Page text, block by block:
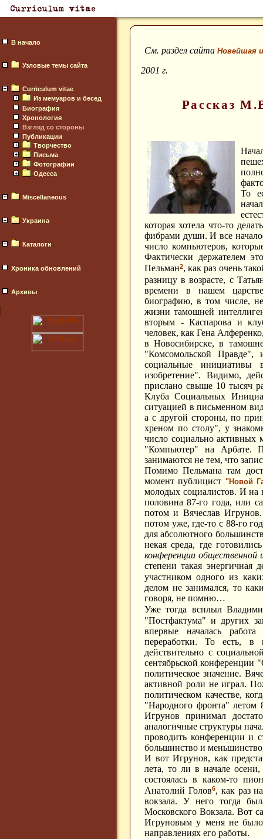
В начало
Узловые темы сайта
Curriculum vitae
Из мемуаров и бесед
Биография
Хронология
Взгляд со стороны
Публикации
Творчество
Письма
Фотографии
Одесса
Miscellaneous
Украина
Каталоги
Хроника обновлений
Архивы
См. раздел сайта Новейшая
2001 г.
Рассказ
То
которая хотела что-то
фибрами души.И все
число компьютеров,
Фактически держателем
Пельман2,как раз очень
разницу в возрасте, с
времени в нашем
биографию, в том числе,
жизни тамошней
вторым - Каспарова и
человек, как Гена
в Новосибирске, в
"Комсомольской
социальные инициативы
изобретение". Видимо,
прислано свыше 10 тысяч
Клуба Социальных
ситуацией в письменном
а с другой стороны, по
хреном по столу", у
число социально активных
"Компьютер" на Арбате.
занимаются не тем, что
Помимо Пельмана там
момент публицист "Новой
молодых социалистов. И на
половина 87-го года, или
потом и Вячеслав
потом уже, где-то с 88-го
для абсолютного
некая среда, где
конференции
степени такая
участником одного из
делом не занимался, то
говоря, не помню…
Уже тогда всплыл
"Постфактума" и других
впервые началась
переработки. То есть, в
действительно с
сентябрьской конференции
политическое значение.
активной роли не играл.
политическом качестве,
"Народного фронта" летом
Игрунов принимал
аналогичные структуры
проводить конференции и
большинство и
И вот Игрунов, как
лета, то ли в начале
состоялась в каком-то
Анатолий Голов6, как раз
вокзала. У него тогда
Московского Вокзала. Вот
Игруновым у меня не
направлениях его работы.